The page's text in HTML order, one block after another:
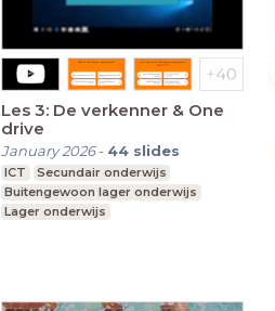
Les 3: De verkenner & One
drive
January 2026- 44 slides
ICT
Secundair onderwijs
Buitengewoon lager onderwijs
Lager onderwijs